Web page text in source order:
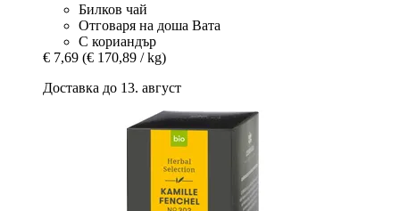
Билков чай
Отговаря на доша Вата
С кориандър
€ 7,69 (€ 170,89 / kg)
Доставка до 13. август